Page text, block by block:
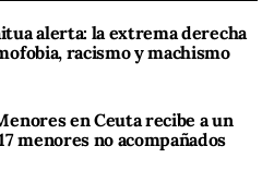
alerta: la extrema derecha
racismo y machismo
en Ceuta recibe a un
menores no acompañados